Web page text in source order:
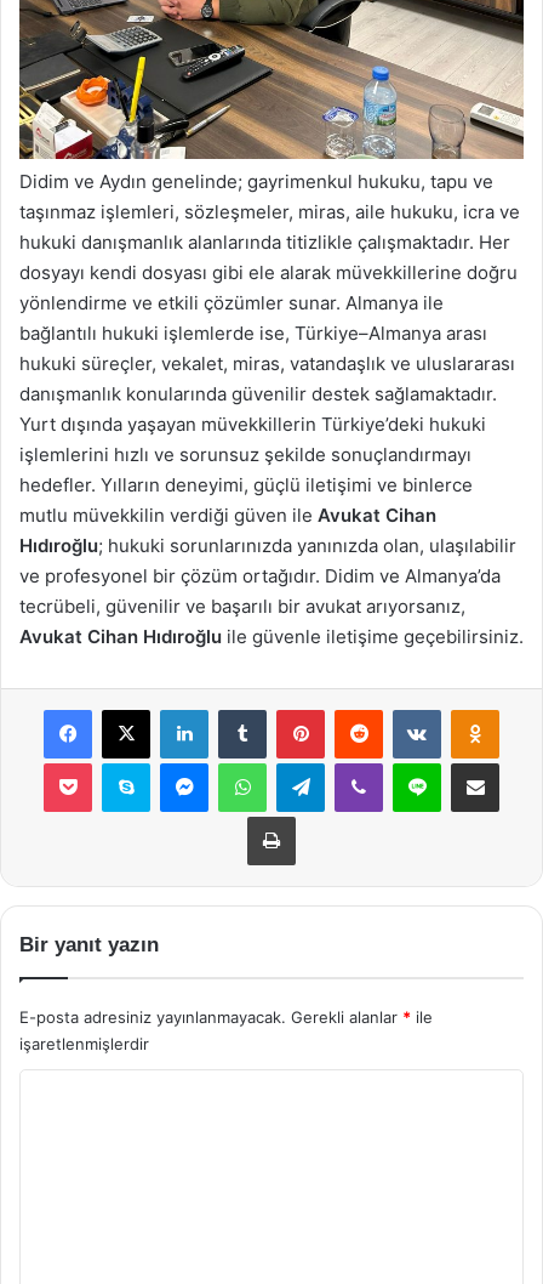
Didim ve Aydın genelinde; gayrimenkul hukuku, tapu ve
taşınmaz işlemleri, sözleşmeler, miras, aile hukuku, icra ve
hukuki danışmanlık alanlarında titizlikle çalışmaktadır. Her
dosyayı kendi dosyası gibi ele alarak müvekkillerine doğru
yönlendirme ve etkili çözümler sunar. Almanya ile
bağlantılı hukuki işlemlerde ise, Türkiye–Almanya arası
hukuki süreçler, vekalet, miras, vatandaşlık ve uluslararası
danışmanlık konularında güvenilir destek sağlamaktadır.
Yurt dışında yaşayan müvekkillerin Türkiye’deki hukuki
işlemlerini hızlı ve sorunsuz şekilde sonuçlandırmayı
hedefler. Yılların deneyimi, güçlü iletişimi ve binlerce
mutlu müvekkilin verdiği güven ile Avukat Cihan
Hıdıroğlu; hukuki sorunlarınızda yanınızda olan, ulaşılabilir
ve profesyonel bir çözüm ortağıdır. Didim ve Almanya’da
tecrübeli, güvenilir ve başarılı bir avukat arıyorsanız,
Avukat Cihan Hıdıroğlu ile güvenle iletişime geçebilirsiniz.
Facebook
X LinkedInTumblr PinterestReddit VKontakte
Pocket Skype MessengerWhatsAppTelegramViber Line E-Posta ile
Yazdır
Bir yanıt yazın
E-posta adresiniz yayınlanmayacak. Gerekli alanlar * ile
işaretlenmişlerdir